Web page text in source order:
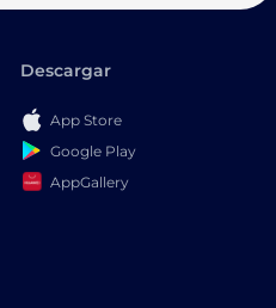
Descargar
App Store
Google Play
AppGallery